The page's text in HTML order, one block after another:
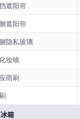
遮阳帘
遮阳帘
隐私玻璃
妆镜
雨刷
箱